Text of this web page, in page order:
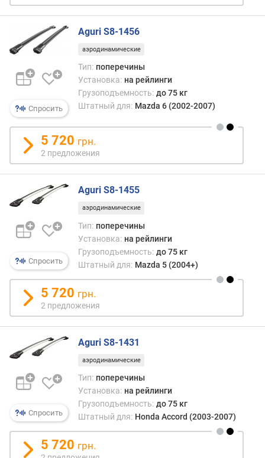
г
у
т
е
н
н
и
й
о
ъ
м
(
)
о
о
е
л
с
и
п
е
Спросить
Aguri S8-1456
аэродинамические
Тип: поперечины
Установка: на рейлинги
Грузоподъемность: до 75 кг
Штатный для: Mazda 6 (2002-2007)
5 720 грн.
2 предложения
Спросить
Aguri S8-1455
аэродинамические
Тип: поперечины
Установка: на рейлинги
Грузоподъемность: до 75 кг
Штатный для: Mazda 5 (2004+)
5 720 грн.
2 предложения
Спросить
Aguri S8-1431
аэродинамические
Тип: поперечины
Установка: на рейлинги
Грузоподъемность: до 75 кг
Штатный для: Honda Accord (2003-2007)
5 720 грн.